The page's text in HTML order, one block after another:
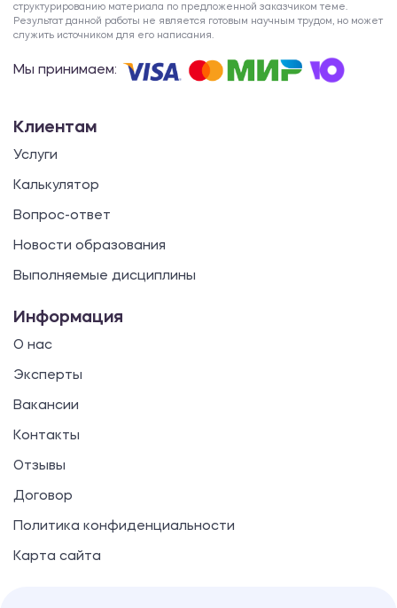
структурированию материала по предложенной заказчиком теме.
Результат данной работы не является готовым научным трудом, но может
служить источником для его написания.
Мы принимаем:
Клиентам
Услуги
Калькулятор
Вопрос-ответ
Новости образования
Выполняемые дисциплины
Информация
О нас
Эксперты
Вакансии
Контакты
Отзывы
Договор
Политика конфиденциальности
Карта сайта